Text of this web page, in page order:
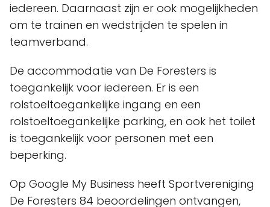
iedereen. Daarnaast zijn er ook mogelijkheden
om te trainen en wedstrijden te spelen in
teamverband.
De accommodatie van De Foresters is
toegankelijk voor iedereen. Er is een
rolstoeltoegankelijke ingang en een
rolstoeltoegankelijke parking, en ook het toilet
is toegankelijk voor personen met een
beperking.
Op Google My Business heeft Sportvereniging
De Foresters 84 beoordelingen ontvangen,